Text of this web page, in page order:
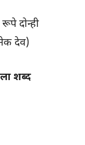
दोन्ही
देव)
शब्द